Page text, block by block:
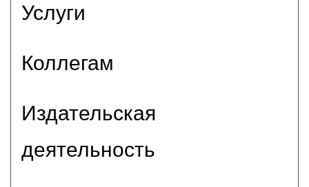
Услуги
Коллегам
Издательская
деятельность